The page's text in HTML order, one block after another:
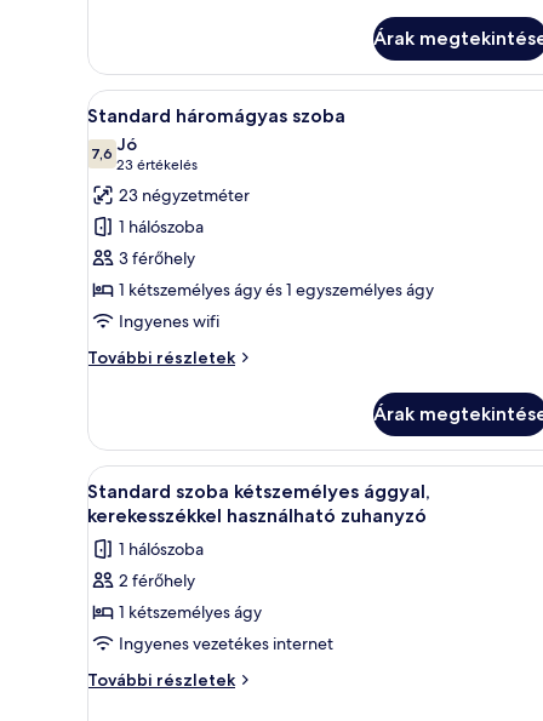
részletei
Árak
A
következő
szoba
összes
képének
megtekintése:
Standard
háromágyas
szoba
Egy szállodai szoba,
5
Standard háromágyas szoba
7,610-ből 7,6
Jó
23 értékelés
(23
értékelés)
23 négyzetméter
1 hálószoba
3 férőhely
1 kétszemélyes ágy és 1 egyszemélyes ágy
Ingyenes wifi
További részletek
Standard
részletei
Árak
A
következő
szoba
összes
képének
megtekintése:
Standard
szoba
Standard szoba
6
Standard szoba kétszemélyes ággyal,
kerekesszékkel használható zuhanyzó
1 hálószoba
2 férőhely
1 kétszemélyes ágy
Ingyenes vezetékes internet
További részletek
Standard